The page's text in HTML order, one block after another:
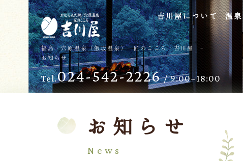
福島・穴原温泉（飯坂温泉） 匠のこころ 吉川屋 -
お知らせ
吉川屋について 温泉
Tel.024-542-2226/ 9:00~18:00
お知らせ
News
TOP
吉川屋について
温泉
せせらぎの杜
過ごし方
お子様向けサービス
バリアフリー
交通のご案内
吉川屋で過ごす特別な日